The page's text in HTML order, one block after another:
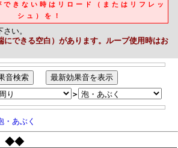
きない時はリロード（またはリフレッ
シュ）を！
い。
にできる空白）があります。ループ使用時はお
＞
・あぶく
◆◆